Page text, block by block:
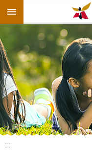
跳到主要內容區塊
:::